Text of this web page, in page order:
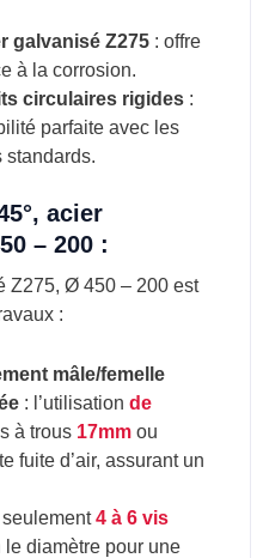
galvanisé Z275: offre
à la corrosion.
circulaires rigides:
parfaite avec les
standards.
acier
– 200 :
Z275, Ø 450 – 200 est
:
mâle/femelle
: l’utilisation de
à trous 17mmou
fuite d’air, assurant un
4 à 6 vis
diamètre pour une